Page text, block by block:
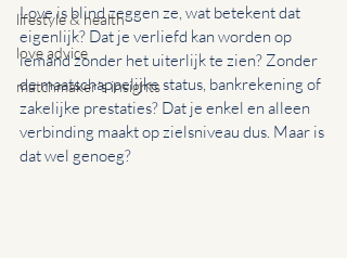
lifestyle & health
love advice
matchmaker's insights
Love is blind zeggen ze, wat betekent dat
eigenlijk? Dat je verliefd kan worden op
iemand zonder het uiterlijk te zien? Zonder
de maatschappelijke status, bankrekening of
zakelijke prestaties? Dat je enkel en alleen
verbinding maakt op zielsniveau dus. Maar is
dat wel genoeg?